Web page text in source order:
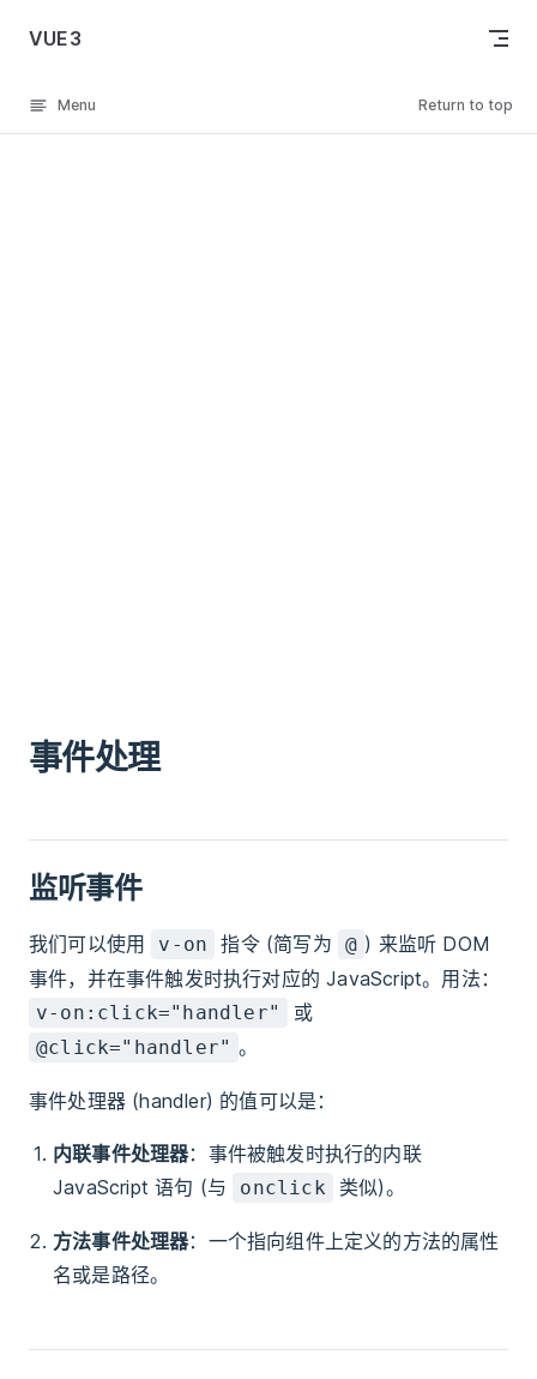
Skip to content
VUE3
Menu Return to top
事件处理
监听事件
我们可以使用 v-on 指令 (简写为 @ ) 来监听 DOM
事件，并在事件触发时执行对应的 JavaScript。用法：
v-on:click="handler" 或
@click="handler" 。
事件处理器 (handler) 的值可以是：
内联事件处理器：事件被触发时执行的内联
JavaScript 语句 (与
onclick 类似)。
方法事件处理器：一个指向组件上定义的方法的属性
名或是路径。